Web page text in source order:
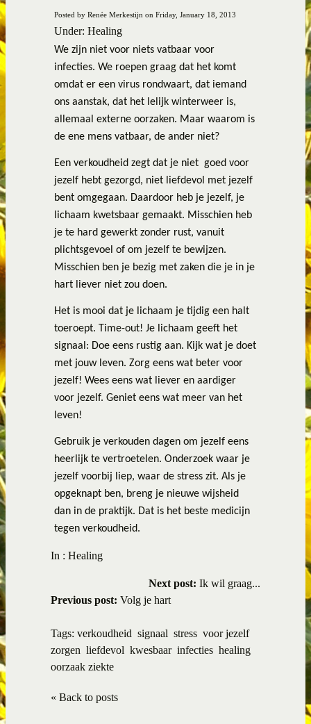
Posted by Renée Merkestijn on Friday, January 18, 2013
Under: Healing
We zijn niet voor niets vatbaar voor
infecties. We roepen graag dat het komt
omdat er een virus rondwaart, dat iemand
ons aanstak, dat het lelijk winterweer is,
allemaal externe oorzaken. Maar waarom is
de ene mens vatbaar, de ander niet?
Een verkoudheid zegt dat je niet goed voor
jezelf hebt gezorgd, niet liefdevol met jezelf
bent omgegaan. Daardoor heb je jezelf, je
lichaam kwetsbaar gemaakt. Misschien heb
je te hard gewerkt zonder rust, vanuit
plichtsgevoel of om jezelf te bewijzen.
Misschien ben je bezig met zaken die je in je
hart liever niet zou doen.
Het is mooi dat je lichaam je tijdig een halt
toeroept. Time-out! Je lichaam geeft het
signaal: Doe eens rustig aan. Kijk wat je doet
met jouw leven. Zorg eens wat beter voor
jezelf! Wees eens wat liever en aardiger
voor jezelf. Geniet eens wat meer van het
leven!
Gebruik je verkouden dagen om jezelf eens
heerlijk te vertroetelen. Onderzoek waar je
jezelf voorbij liep, waar de stress zit. Als je
opgeknapt ben, breng je nieuwe wijsheid
dan in de praktijk. Dat is het beste medicijn
tegen verkoudheid.
In : Healing
Next post: Ik wil graag...
Previous post: Volg je hart
Tags: verkoudheid signaal stress voor jezelf
zorgen liefdevol kwesbaar infecties healing
oorzaak ziekte
« Back to posts